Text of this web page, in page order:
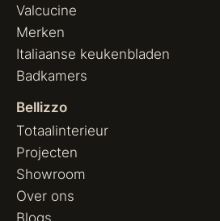
Valcucine
Merken
Italiaanse keukenbladen
Badkamers
Bellizzo
Totaalinterieur
Projecten
Showroom
Over ons